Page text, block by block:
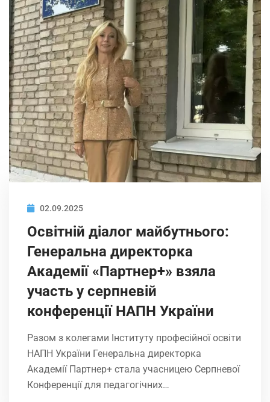
02.09.2025
Освітній діалог майбутнього:
Генеральна директорка
Академії «Партнер+» взяла
участь у серпневій
конференції НАПН України
Разом з колегами Інституту професійної освіти
НАПН України Генеральна директорка
Академії Партнер+ стала учасницею Серпневої
Конференції для педагогічних…